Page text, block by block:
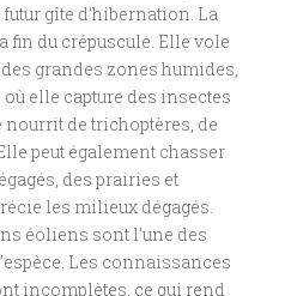
gîte d’hibernation. La
fin du crépuscule. Elle vole
grandes zones humides,
elle capture des insectes
nourrit de trichoptères, de
peut également chasser
des prairies et
les milieux dégagés.
éoliens sont l’une des
Les connaissances
incomplètes, ce qui rend